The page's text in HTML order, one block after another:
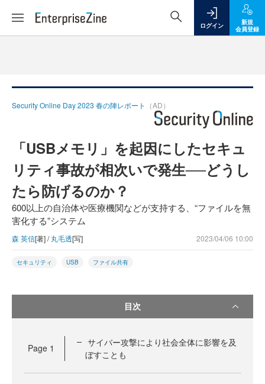
ログイン
新規
会員登録
Security Online Day 2023 春の陣レポート （AD）
「USBメモリ」を起因にしたセキュ
リティ事故が相次いで発生──どうし
たら防げるのか？
600以上の自治体や医療機関などが支持する、“ファイルを無
害化する”システム
森 英信[著] /丸毛透[写] 2023/04/06 10:00
セキュリティ USB ファイル共有
目次
Page 1
サイバー攻撃により社会全体に影響を及
ぼすことも